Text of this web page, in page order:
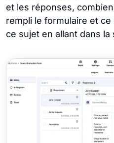
et les réponses,
rempli le formulaire et
ce sujet en allant dans la